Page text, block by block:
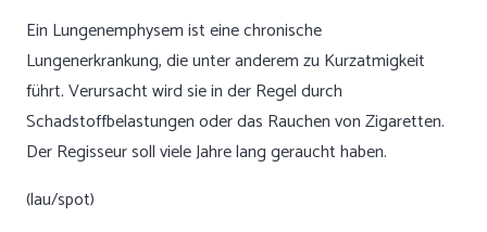
Ein Lungenemphysem ist eine chronische
Lungenerkrankung, die unter anderem zu Kurzatmigkeit
führt. Verursacht wird sie in der Regel durch
Schadstoffbelastungen oder das Rauchen von Zigaretten.
Der Regisseur soll viele Jahre lang geraucht haben.
(lau/spot)